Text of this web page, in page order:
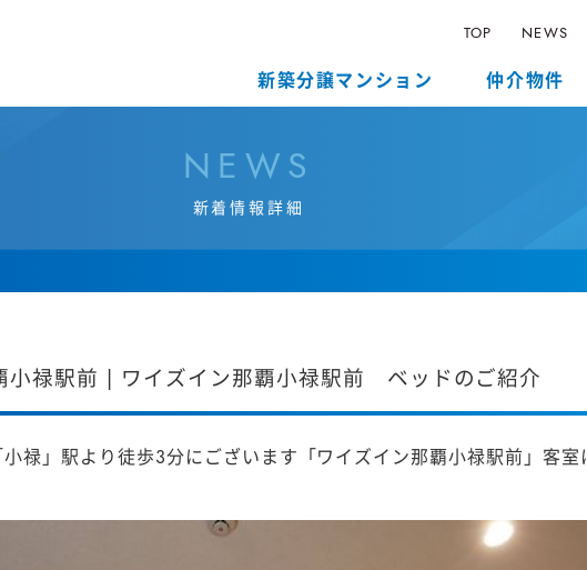
TOP NEWS
新築分譲マンション 仲介物件
新着情報 詳細
N E WS
小禄駅前 | ワイズイン那覇小禄駅前 ベッドのご紹介
禄」駅より徒歩3分にございます「ワイズイン那覇小禄駅前」客